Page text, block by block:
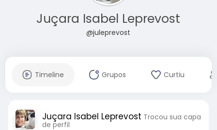
Juçara Isabel Leprevost
@juleprevost
Timeline Grupos Curtiu
Juçara Isabel Leprevost Trocou sua capa
de perfil